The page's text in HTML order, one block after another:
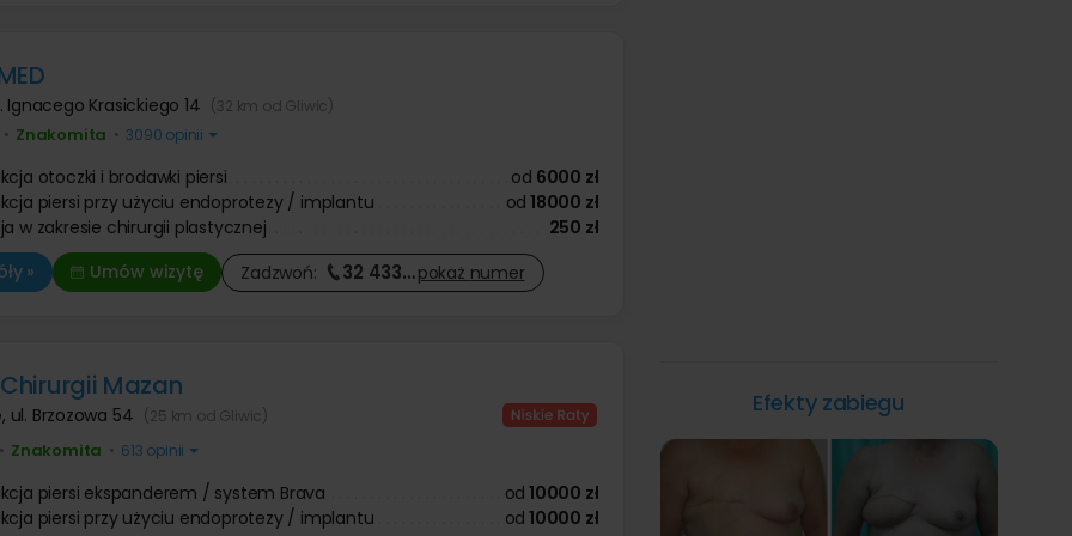
twarzy
ust kwasem
kwasem
kaszaka
znamienia barwnikowego
brodawki wirusowej / kurzajki
Operacja zmiany płci
Leczenie nietrzymania moczu
Onkologia
Leczenie zaburzeń odżywiania
Leczenie bólu
Pozostałe kategorie
Psychoterapia
Fizjoterapia
Fizykoterapia
Leczenie bólu
Masaże
Medycyna pracy
Ignacego Krasickiego 14 (32 km od Gliwic)
• Znakomita • 3090 opinii
otoczki i brodawki piersi od 6000 zł
piersi przy użyciu endoprotezy / implantu
od 18000 zł
w zakresie chirurgii plastycznej
250 zł
»
Umów wizytę Zadzwoń: 32 433…pokaż numer
Mazan
, ul. Brzozowa 54 (25 km od Gliwic)
• Znakomita • 613 opinii
piersi ekspanderem / system Brava od 10000 zł
piersi przy użyciu endoprotezy / implantu
od 10000 zł
Efekty zabiegu